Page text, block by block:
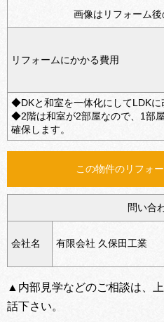
画像はリフォーム後
リフォームにかかる費用
◆DKと和室を一体化にしてLDKに
◆2階は和室が2部屋なので、1部
確保します。
この物件のリフォ
問い合
会社名 有限会社 久保田工業
▲内部見学などのご相談は、
話下さい。